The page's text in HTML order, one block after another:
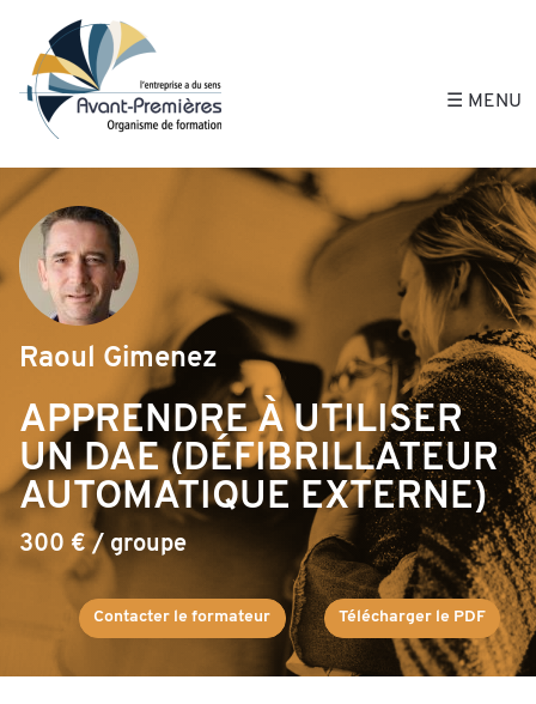
☰ MENU
Raoul Gimenez
APPRENDRE À UTILISER
UN DAE (DÉFIBRILLATEUR
AUTOMATIQUE EXTERNE)
300 € / groupe
Contacter le formateur Télécharger le PDF